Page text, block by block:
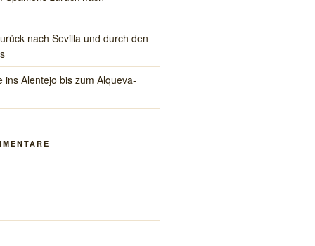
nach Sevilla und durch den
ins Alentejo bis zum Alqueva-